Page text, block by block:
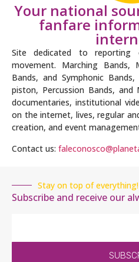
Your national
fanfare
Site dedicated to reporting
movement. Marching Bands,
Bands, and Symphonic
piston, Percussion Bands,
documentaries, institutional
on the internet, lives, regular
creation, and event
Contact us:
Stay on top of everything!
Subscribe and receive our